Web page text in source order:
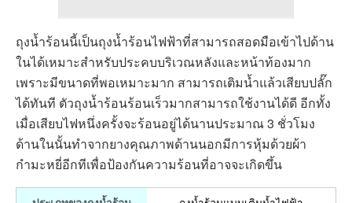
ถุงน้ำร้อนนี้เป็นถุงน้ำร้อนไฟฟ้าที่สามารถสอดมือเข้าไปด้าน
ในได้เหมาะสำหรับประคบบริเวณหลังและหน้าท้องมาก
เพราะมีขนาดที่พอเหมาะมาก สามารถเติมน้ำแล้วเสียบปลั๊ก
ได้ทันที ตัวถุงน้ำร้อนร้อนเร็วมากสามารถใช้งานได้ดี อีกทั้ง
เมื่อเสียบไฟหนึ่งครั้งจะร้อนอยู่ได้นานประมาณ 3 ชั่วโมง
ด้านในนั้นทำจากยางคุณภาพด้านนอกมีการหุ้มด้วยผ้า
กำมะหยี่อีกทีเพื่อป้องกันความร้อนที่อาจจะเกิดขึ้น